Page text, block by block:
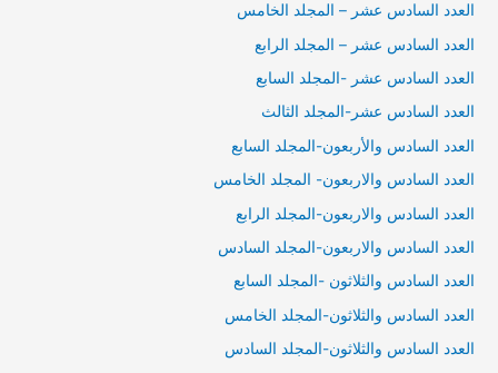
العدد السادس عشر – المجلد الخامس
العدد السادس عشر – المجلد الرابع
العدد السادس عشر -المجلد السابع
العدد السادس عشر-المجلد الثالث
العدد السادس والأربعون-المجلد السابع
العدد السادس والاربعون- المجلد الخامس
العدد السادس والاربعون-المجلد الرابع
العدد السادس والاربعون-المجلد السادس
العدد السادس والثلاثون -المجلد السابع
العدد السادس والثلاثون-المجلد الخامس
العدد السادس والثلاثون-المجلد السادس